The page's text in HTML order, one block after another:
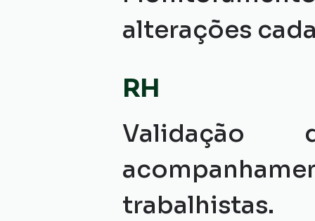
alterações
RH
Validação
trabalhistas.